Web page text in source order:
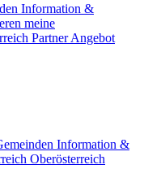
Information &
meine
Partner Angebot
Information &
Oberösterreich